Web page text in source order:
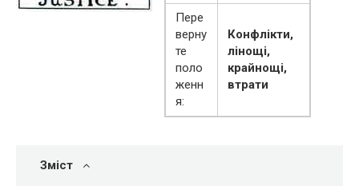
Пере
верну
те
поло
женн
я:
Конфлікти,
лінощі,
крайнощі,
втрати
Зміст